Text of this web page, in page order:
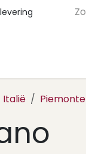
Italië Piemonte